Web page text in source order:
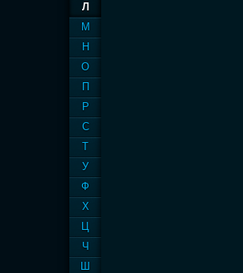
Л
М
Н
О
П
Р
С
Т
У
Ф
Х
Ц
Ч
Ш